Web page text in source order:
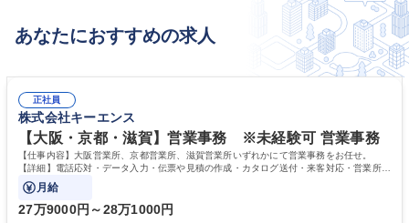
あなたにおすすめの求人
正社員
株式会社キーエンス
【大阪・京都・滋賀】営業事務 ※未経験可 営業事務
【仕事内容】大阪営業所、京都営業所、滋賀営業所いずれかにて営業事務をお任せ。
【詳細】電話応対・データ入力・伝票や見積の作成・カタログ送付・来客対応・営業所内
で発生する事務業務や業務改善をお任せ。
月給
27万9000円～28万1000円